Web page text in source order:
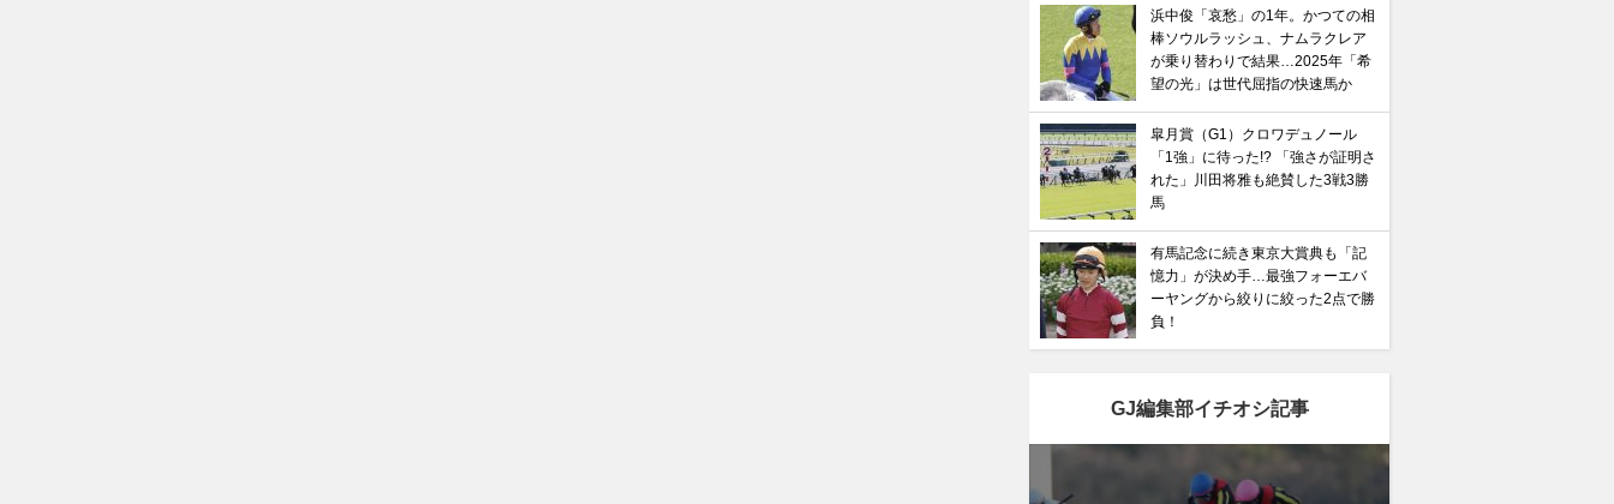
浜中俊「哀愁」の1年。かつての相
棒ソウルラッシュ、ナムラクレア
が乗り替わりで結果…2025年「希
望の光」は世代屈指の快速馬か
皐月賞（G1）クロワデュノール
「1強」に待った!? 「強さが証明さ
れた」川田将雅も絶賛した3戦3勝
馬
有馬記念に続き東京大賞典も「記
憶力」が決め手…最強フォーエバ
ーヤングから絞りに絞った2点で勝
負！
GJ編集部イチオシ記事